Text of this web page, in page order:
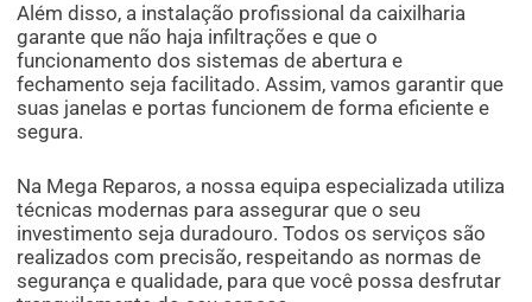
Além disso, a instalação profissional da caixilharia
garante que não haja infiltrações e que o
funcionamento dos sistemas de abertura e
fechamento seja facilitado. Assim, vamos garantir que
suas janelas e portas funcionem de forma eficiente e
segura.
Na Mega Reparos, a nossa equipa especializada utiliza
técnicas modernas para assegurar que o seu
investimento seja duradouro. Todos os serviços são
realizados com precisão, respeitando as normas de
segurança e qualidade, para que você possa desfrutar